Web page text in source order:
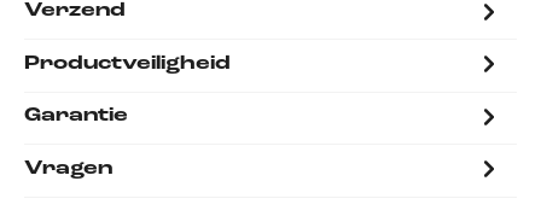
Verzend
Productveiligheid
Garantie
Vragen